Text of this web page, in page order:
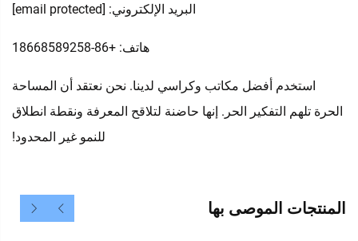
البريد الإلكتروني: [email protected]
هاتف: +86-18668589258
استخدم أفضل مكاتب وكراسي لدينا. نحن نعتقد أن المساحة
الحرة تلهم التفكير الحر. إنها حاضنة لتلاقح المعرفة ونقطة انطلاق
للنمو غير المحدود!
المنتجات الموصى بها